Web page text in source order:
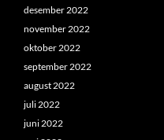
desember 2022
november 2022
oktober 2022
september 2022
august 2022
juli 2022
juni 2022